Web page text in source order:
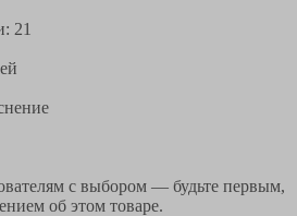
21
с выбором — будьте первым,
об этом товаре.